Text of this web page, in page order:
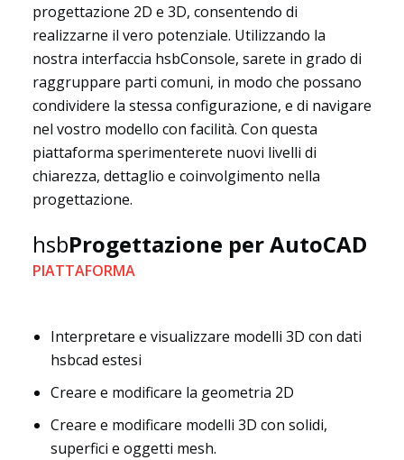
Soluzioni
progettazione 2D e 3D, consentendo di
realizzarne il vero potenziale. Utilizzando la
nostra interfaccia hsbConsole, sarete in grado di
raggruppare parti comuni, in modo che possano
condividere la stessa configurazione, e di navigare
nel vostro modello con facilità. Con questa
piattaforma sperimenterete nuovi livelli di
chiarezza, dettaglio e coinvolgimento nella
progettazione.
hsbProgettazione per AutoCAD
PIATTAFORMA
Interpretare e visualizzare modelli 3D con dati
hsbcad estesi
Creare e modificare la geometria 2D
Creare e modificare modelli 3D con solidi,
superfici e oggetti mesh.